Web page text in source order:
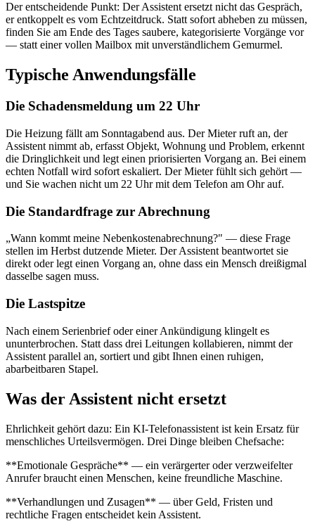
Der entscheidende Punkt: Der Assistent ersetzt nicht das Gespräch,
er entkoppelt es vom Echtzeitdruck. Statt sofort abheben zu müssen,
finden Sie am Ende des Tages saubere, kategorisierte Vorgänge vor
— statt einer vollen Mailbox mit unverständlichem Gemurmel.
Typische Anwendungsfälle
Die Schadensmeldung um 22 Uhr
Die Heizung fällt am Sonntagabend aus. Der Mieter ruft an, der
Assistent nimmt ab, erfasst Objekt, Wohnung und Problem, erkennt
die Dringlichkeit und legt einen priorisierten Vorgang an. Bei einem
echten Notfall wird sofort eskaliert. Der Mieter fühlt sich gehört —
und Sie wachen nicht um 22 Uhr mit dem Telefon am Ohr auf.
Die Standardfrage zur Abrechnung
„Wann kommt meine Nebenkostenabrechnung?" — diese Frage
stellen im Herbst dutzende Mieter. Der Assistent beantwortet sie
direkt oder legt einen Vorgang an, ohne dass ein Mensch dreißigmal
dasselbe sagen muss.
Die Lastspitze
Nach einem Serienbrief oder einer Ankündigung klingelt es
ununterbrochen. Statt dass drei Leitungen kollabieren, nimmt der
Assistent parallel an, sortiert und gibt Ihnen einen ruhigen,
abarbeitbaren Stapel.
Was der Assistent nicht ersetzt
Ehrlichkeit gehört dazu: Ein KI-Telefonassistent ist kein Ersatz für
menschliches Urteilsvermögen. Drei Dinge bleiben Chefsache:
**Emotionale Gespräche** — ein verärgerter oder verzweifelter
Anrufer braucht einen Menschen, keine freundliche Maschine.
**Verhandlungen und Zusagen** — über Geld, Fristen und
rechtliche Fragen entscheidet kein Assistent.